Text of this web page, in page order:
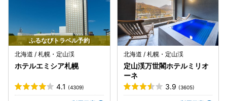
ふるなびトラベル予約
北海道 / 札幌・定山渓
ホテルエミシア札幌
4.1 (4309)
北海道 / 札幌・定山渓
定山渓万世閣ホテルミリオ
ーネ
3.9 (3605)